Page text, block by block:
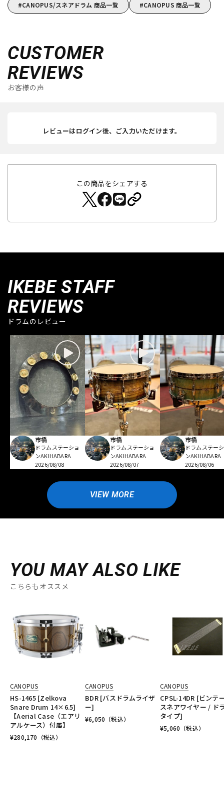
CANOPUS/スネアドラム 商品一覧
CANOPUS 商品一覧
CUSTOMER
REVIEWS
お客様の声
レビューはログイン後、ご入力いただけます。
この商品をシェアする
IKEBE STAFF
REVIEWS
ドラムのレビュー
市橋
ドラムステーショ
ンAKIHABARA
2026/08/08
市橋
ドラムステーショ
ンAKIHABARA
2026/08/07
市橋
ドラムステー
ンAKIHABARA
2026/08/06
VIEW MORE
YOU MAY ALSO LIKE
こちらもオススメ
CANOPUS
HS-1465 [Zelkova
Snare Drum 14×6.5]
【Aerial Case（エアリ
アルケース）付属】
¥280,170 （税込）
CANOPUS
BDR [バスドラムライザ
ー]
¥6,050 （税込）
CANOPUS
CPSL-14DR [ビンテ
スネアワイヤー / ド
タイプ]
¥5,060 （税込）